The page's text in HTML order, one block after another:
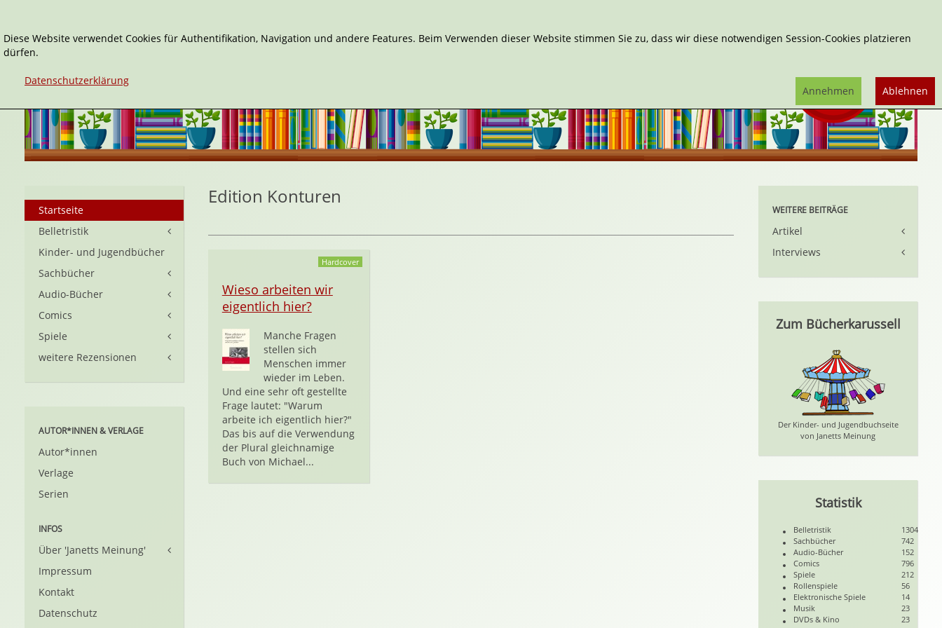
Edition Konturen
Hardcover
Wieso arbeiten wir
eigentlich hier?
Manche Fragen
stellen sich
Menschen immer
wieder im Leben.
Und eine sehr oft gestellte
Frage lautet: "Warum
arbeite ich eigentlich hier?"
Das bis auf die Verwendung
der Plural gleichnamige
Buch von Michael...
Startseite
Belletristik
Kinder- und Jugendbücher
Sachbücher
Audio-Bücher
Comics
Spiele
weitere Rezensionen
AUTOR*INNEN & VERLAGE
Autor*innen
Verlage
Serien
INFOS
Über 'Janetts Meinung'
Impressum
Kontakt
Datenschutz
WEITERE BEITRÄGE
Artikel
Interviews
Zum Bücherkarussell
Der Kinder- und Jugendbuchseite
von Janetts Meinung
Statistik
Belletristik
1304
Sachbücher
742
Audio-Bücher
152
Comics
796
Spiele
212
Rollenspiele
56
Elektronische Spiele
14
Musik
23
DVDs & Kino
23
Diese Website verwendet Cookies für Authentifikation, Navigation und andere Features. Beim Verwenden dieser Website stimmen Sie zu, dass wir diese notwendigen Session-Cookies platzieren
dürfen.
Datenschutzerklärung
Ablehnen
Annehmen